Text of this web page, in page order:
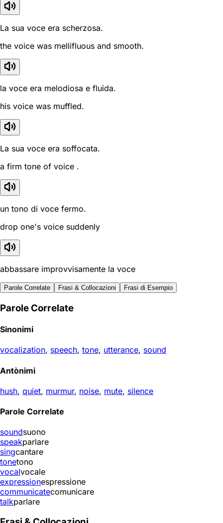
La sua voce era scherzosa.
the voice was mellifluous and smooth.
la voce era melodiosa e fluida.
his voice was muffled.
La sua voce era soffocata.
a firm tone of voice .
un tono di voce fermo.
drop one's voice suddenly
abbassare improvvisamente la voce
Parole Correlate Frasi & Collocazioni Frasi di Esempio
Parole Correlate
Sinonimi
vocalization, speech, tone, utterance, sound
Antònimi
hush, quiet, murmur, noise, mute, silence
Parole Correlate
soundsuono
speakparlare
singcantare
tonetono
vocalvocale
expressionespressione
communicatecomunicare
talkparlare